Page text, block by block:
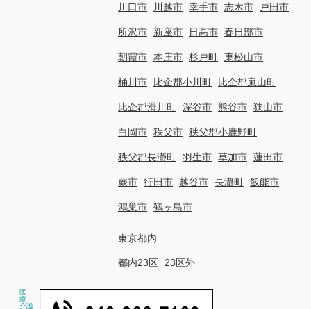
川口市 川越市 幸手市 志木市 戸田市
所沢市 新座市 日高市 春日部市
朝霞市 本庄市 杉戸町 東松山市
桶川市 比企郡小川町 比企郡嵐山町
比企郡滑川町 深谷市 熊谷市 狭山市
白岡市 秩父市 秩父郡小鹿野町
秩父郡長瀞町 羽生市 草加市 蓮田市
蕨市 行田市 越谷市 長瀞町 飯能市
鴻巣市 鶴ヶ島市
東京都内
都内23区 23区外
医
療・
介護